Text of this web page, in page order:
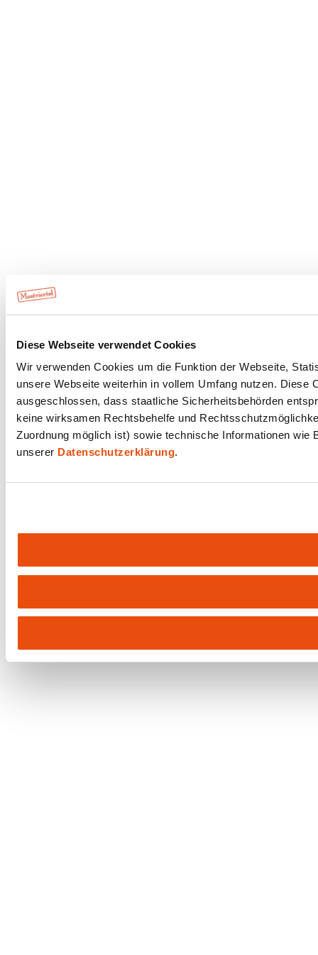
Diese Webseite verwendet Cookies
Wir verwenden Cookies um die Funktion der Webseite,
unsere Webseite weiterhin in vollem Umfang nutzen.
ausgeschlossen, dass staatliche Sicherheitsbehörden
keine wirksamen Rechtsbehelfe und
Zuordnung möglich ist) sowie technische Informationen wie
unserer Datenschutzerklärung.